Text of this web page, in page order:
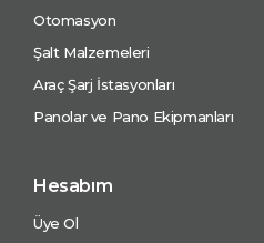
Otomasyon
Şalt Malzemeleri
Araç Şarj İstasyonları
Panolar ve Pano Ekipmanları
Hesabım
Üye Ol